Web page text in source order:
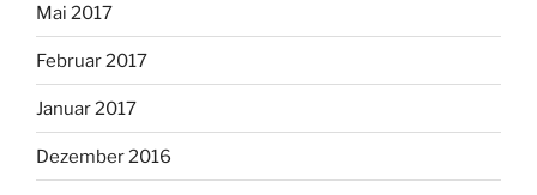
Mai 2017
Februar 2017
Januar 2017
Dezember 2016